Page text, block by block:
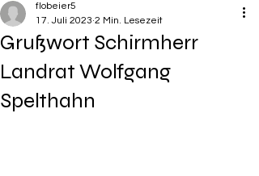
Grußwort Schirmherr
Landrat Wolfgang
Spelthahn
flobeier5
17. Juli 2023 2 Min. Lesezeit